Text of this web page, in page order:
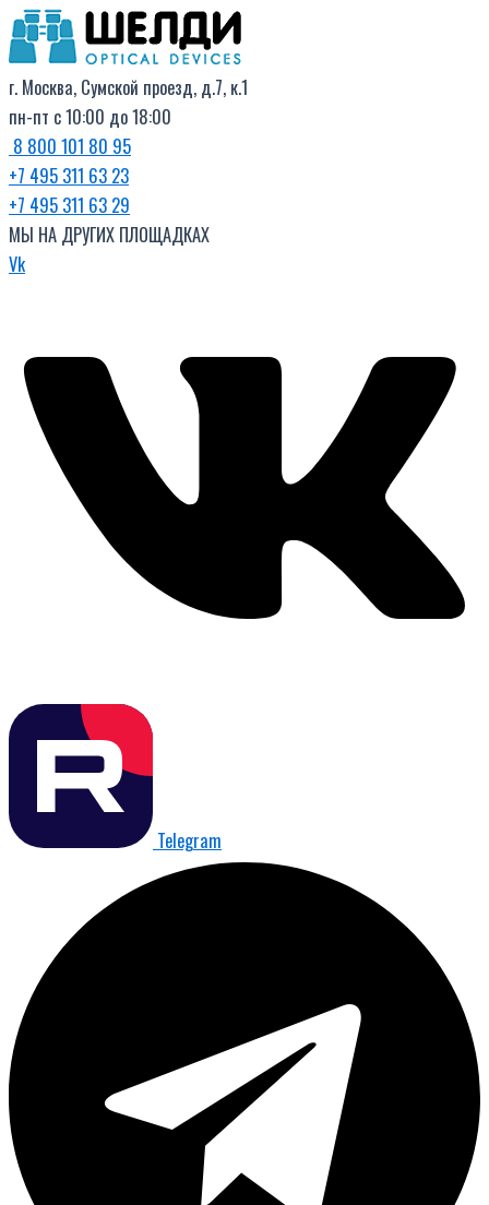
Перейти
к
содержимому
г. Москва, Сумской проезд, д.7, к.1
пн-пт с 10:00 до 18:00
8 800 101 80 95
+7 495 311 63 23
+7 495 311 63 29
МЫ НА ДРУГИХ ПЛОЩАДКАХ
Vk
Telegram
Поиск
товаров